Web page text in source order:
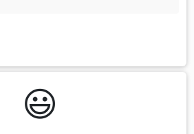
😃️